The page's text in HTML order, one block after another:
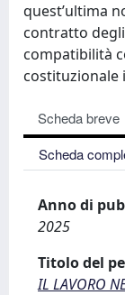
quest’ultima
contratto
compatibilità
costituzionale
Scheda breve
Scheda
Anno di
2025
Titolo del
IL LAVORO